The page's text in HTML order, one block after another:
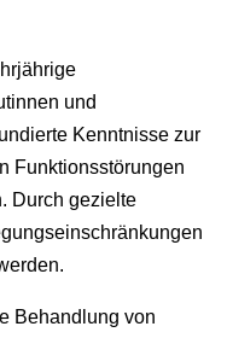
und
Kenntnisse zur
Funktionsstörungen
Durch gezielte
Behandlung von